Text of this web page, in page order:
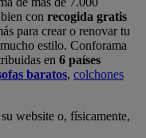
con recogida gratis
para crear o renovar tu
estilo. Conforama
en 6 países
baratos, colchones
website o, físicamente,